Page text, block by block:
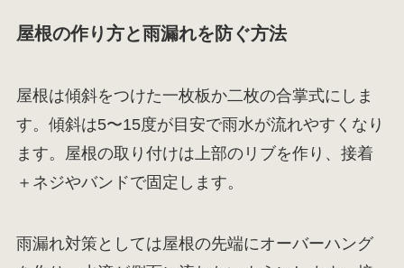
屋根の作り方と雨漏れを防ぐ方法
屋根は傾斜をつけた一枚板か二枚の合掌式にしま
す。傾斜は5〜15度が目安で雨水が流れやすくなり
ます。屋根の取り付けは上部のリブを作り、接着
＋ネジやバンドで固定します。
雨漏れ対策としては屋根の先端にオーバーハング